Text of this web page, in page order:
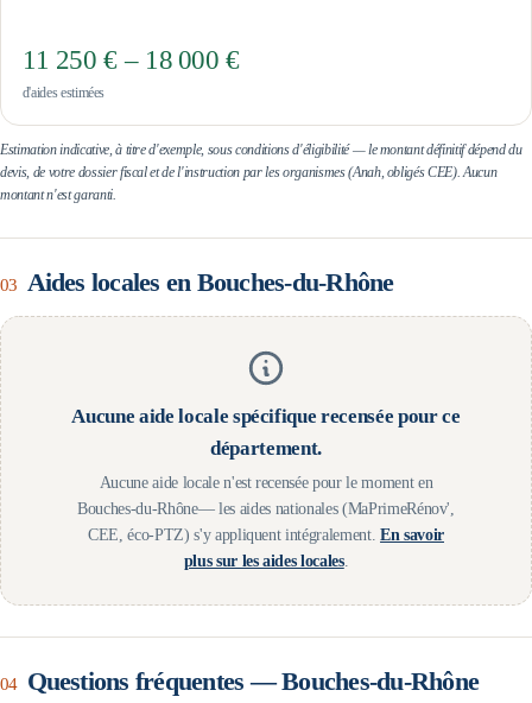
11 250 € – 18 000 €
d'aides estimées
Estimation indicative, à titre d'exemple, sous conditions d'éligibilité — le montant définitif dépend du
devis, de votre dossier fiscal et de l'instruction par les organismes (Anah, obligés CEE). Aucun
montant n'est garanti.
03 Aides locales en Bouches-du-Rhône
Aucune aide locale spécifique recensée pour ce
département.
Aucune aide locale n'est recensée pour le moment en
Bouches-du-Rhône— les aides nationales (MaPrimeRénov',
CEE, éco-PTZ) s'y appliquent intégralement. En savoir
plus sur les aides locales.
04 Questions fréquentes —Bouches-du-Rhône